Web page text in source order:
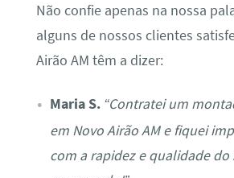
Não confie apenas na nossa
alguns de nossos clientes
Airão AM têm a dizer:
Maria S. “Contratei um
em Novo Airão AM e fiquei
com a rapidez e qualidade do